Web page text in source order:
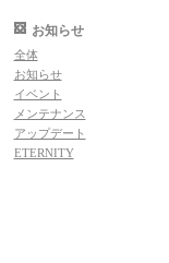
お知らせ
全体
お知らせ
イベント
メンテナンス
アップデート
ETERNITY